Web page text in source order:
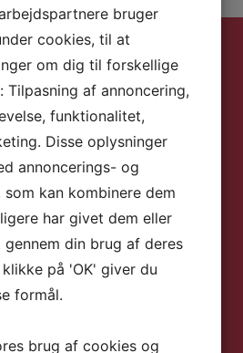
er
og
udvikling og vi
for
bruger
cookies, til at
om dig til forskellige
Tilpasning af annoncering,
funktionalitet,
Disse oplysninger
annoncerings- og
kan kombinere dem
har givet dem eller
din brug af deres
på 'OK' giver du
formål.
brug af cookies og